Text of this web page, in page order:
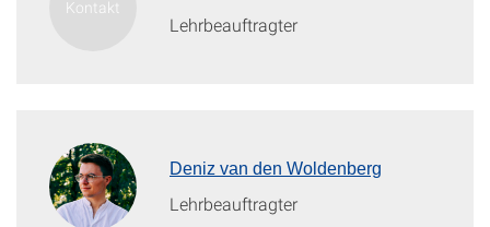
Lehrbeauftragter
Deniz van den Woldenberg
Lehrbeauftragter